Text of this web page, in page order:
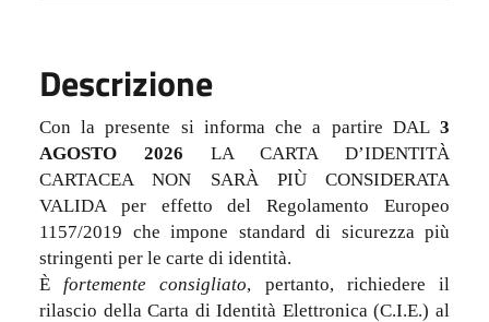
Descrizione
Con la presente si informa che a partire DAL 3
AGOSTO 2026 LA CARTA D’IDENTITÀ
CARTACEA NON SARÀ PIÙ CONSIDERATA
VALIDA per effetto del Regolamento Europeo
1157/2019 che impone standard di sicurezza più
stringenti per le carte di identità.
Èfortemente consigliato, pertanto, richiedere il
rilascio della Carta di Identità Elettronica (C.I.E.) al